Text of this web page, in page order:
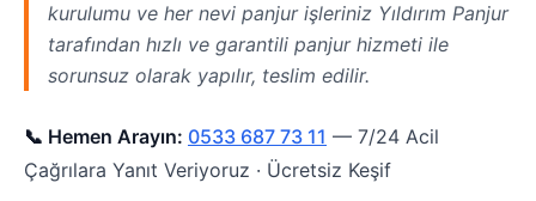
kurulumu ve her nevi panjur işleriniz Yıldırım Panjur
tarafından hızlı ve garantili panjur hizmeti ile
sorunsuz olarak yapılır, teslim edilir.
📞 Hemen Arayın: 0533 687 73 11 — 7/24 Acil
Çağrılara Yanıt Veriyoruz · Ücretsiz Keşif